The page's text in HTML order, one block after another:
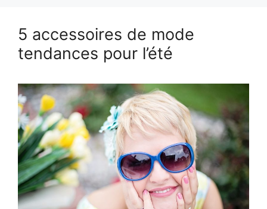
5 accessoires de mode
tendances pour l’été